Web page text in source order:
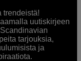
trendeistä!
uutiskirjeen
tarjouksia,
ja